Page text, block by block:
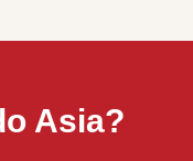
Asia?